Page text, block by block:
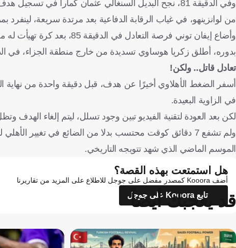
من لوانزينهو، في غياب الرقابة الدفاعية بعد مرتدة سريعة،
وأضاع إيفان توني فرصة التعادل في الدقيقة 85، بعد كرة تهيأت له من فراس البريكان، حيث سدد بطريقة غريبة.
بدوره، أطلق زكريا هوساوي تسديدة من خارج منطقة الجزاء، في الدقيقة 88، لكنها مرت عالية وبعيدة
تعادل قاتل.. ولكن!
أسفر الضغط الأهلاوي أخيرًا عن هدف، قبل دقيقة واحدة من نهاية
في الزاوية البعيدة.
لكن بعد العودة لتقنية الفيديو تبين وجود تسلل، ليتم إلغاء الهدف وتظل النتيجة
ولم تشفع 7 دقائق كوقت محتسب بدلا من الضائع في تغيير
الموسم الماضي الذي شهد تتويجه التاريخي.
هل استمتعت بهذه القصة؟
أضف Kooora كمصدر مفضل على جوجل للاطلاع على المزيد من تقاريرنا
تابع Kooora على جوجل
قد يعجبك أيضاً